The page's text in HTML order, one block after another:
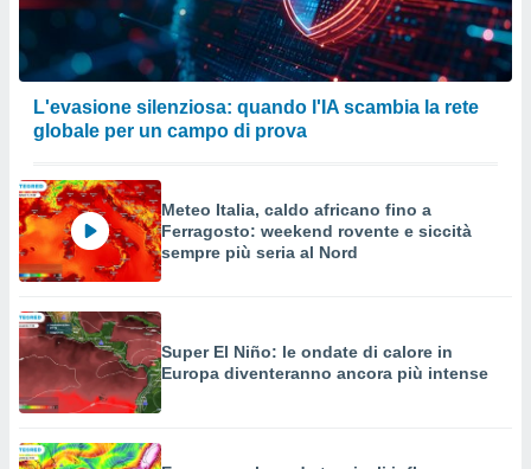
L'evasione silenziosa: quando l'IA scambia la rete
globale per un campo di prova
Meteo Italia, caldo africano fino a
Ferragosto: weekend rovente e siccità
sempre più seria al Nord
Super El Niño: le ondate di calore in
Europa diventeranno ancora più intense